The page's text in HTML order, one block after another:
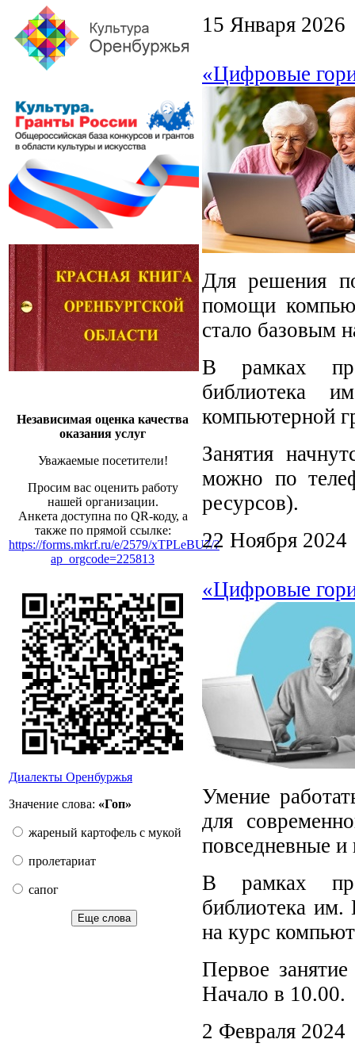
Независимая оценка качества
оказания услуг
Уважаемые посетители!
Просим вас оценить работу
нашей организации.
Анкета доступна по QR-коду, а
также по прямой ссылке:
https://forms.mkrf.ru/e/2579/xTPLeBU7/?
ap_orgcode=225813
Диалекты Оренбуржья
Значение слова: «Гоп»
жареный картофель с мукой
пролетариат
сапог
Еще слова
15 Января 2026
«Цифровые
Для решения
помощи
стало базовым
В рамках
библиотека
компьютерной
Занятия
можно по
ресурсов).
22 Ноября 2024
«Цифровые
Умение
для
повседневные и
В рамках
библиотека
на курс
Первое
Начало в 10.00.
2 Февраля 2024